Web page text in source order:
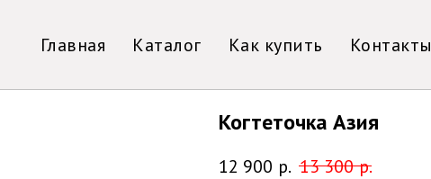
Главная Каталог Как купить Контакты
Когтеточка Азия
12 900 р. 13 300 р.